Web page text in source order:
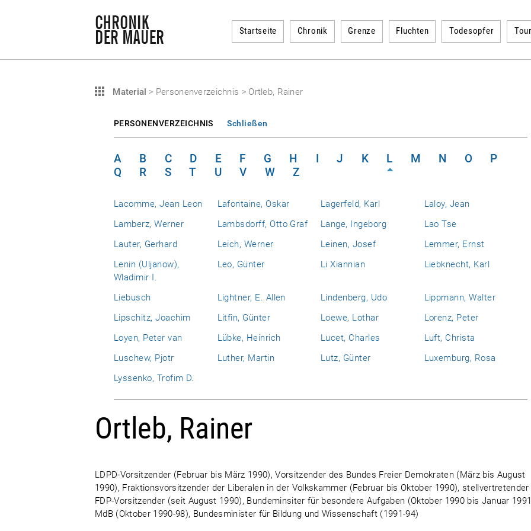
Startseite Chronik Grenze Fluchten Todesopfer
Material > Personenverzeichnis > Ortleb, Rainer
PERSONENVERZEICHNIS Schließen
A B C D E F G H I J K L M N O
P
Q
R S T U V W Z
Lacomme, Jean Leon Lafontaine, Oskar Lagerfeld, Karl
Laloy, Jean
Lamberz, Werner
Lambsdorff, Otto Graf Lange, Ingeborg
Lao Tse
Lauter, Gerhard
Leich, Werner Leinen, Josef
Lemmer, Ernst
Lenin (Uljanow),
Wladimir I.
Leo, Günter Li Xiannian Liebknecht, Karl
Liebusch Lightner, E. Allen Lindenberg, Udo
Lippmann, Walter
Lipschitz, Joachim
Litfin, Günter Loewe, Lothar
Lorenz, Peter
Loyen, Peter van
Lübke, Heinrich Lucet, Charles
Luft, Christa
Luschew, Pjotr
Luther, Martin Lutz, Günter
Luxemburg, Rosa
Lyssenko, Trofim D.
Ortleb, Rainer
LDPD-Vorsitzender (Februar bis März 1990), Vorsitzender des Bundes Freier Demokraten (März bis August
1990), Fraktionsvorsitzender der Liberalen in der Volkskammer (Februar bis Oktober 1990), stellvertretender
FDP-Vorsitzender (seit August 1990), Bundeminsiter für besondere Aufgaben (Oktober 1990 bis Januar
MdB (Oktober 1990-98), Bundesminister für Bildung und Wissenschaft (1991-94)